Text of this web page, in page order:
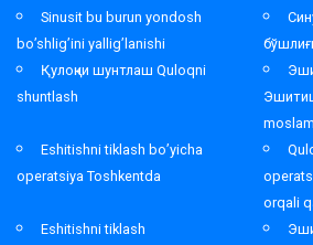
Sinusit bu burun yondosh
bo’shlig’ini yallig’lanishi
Қулоқни шунтлаш Quloqni
shuntlash
Eshitishni tiklash bo’yicha
operatsiya Toshkentda
orqali
Eshitishni tiklash